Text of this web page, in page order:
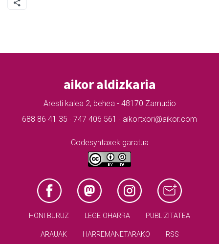
aikor aldizkaria
Aresti kalea 2, behea - 48170 Zamudio
688 86 41 35 · 747 406 561 · aikortxori@aikor.com
Codesyntaxek garatua
HONI BURUZ LEGE OHARRA PUBLIZITATEA
ARAUAK HARREMANETARAKO RSS